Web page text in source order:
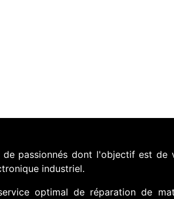
de passionnés dont l'objectif est
industriel.
optimal de réparation de